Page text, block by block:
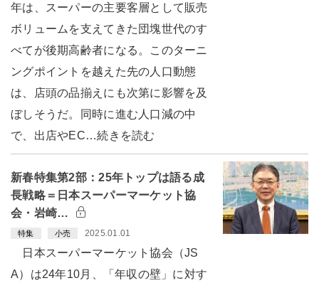
年は、スーパーの主要客層として販売
ボリュームを支えてきた団塊世代のす
べてが後期高齢者になる。このターニ
ングポイントを越えた先の人口動態
は、店頭の品揃えにも次第に影響を及
ぼしそうだ。同時に進む人口減の中
で、出店やEC…続きを読む
新春特集第2部：25年トップは語る成
長戦略＝日本スーパーマーケット協
会・岩崎…
特集 小売 2025.01.01
日本スーパーマーケット協会（JS
A）は24年10月、「年収の壁」に対す